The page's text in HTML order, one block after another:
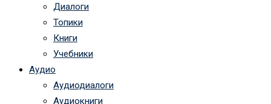
Диалоги
Топики
Книги
Учебники
Аудио
Аудиодиалоги
Аудиокниги